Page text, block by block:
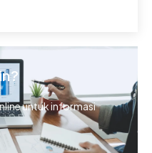
untuk informasi